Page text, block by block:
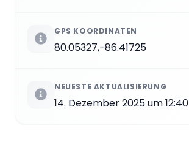
GPS KOORDINATEN
80.05327,-86.41725
NEUESTE AKTUALISIERUNG
14. Dezember 2025 um 12:40